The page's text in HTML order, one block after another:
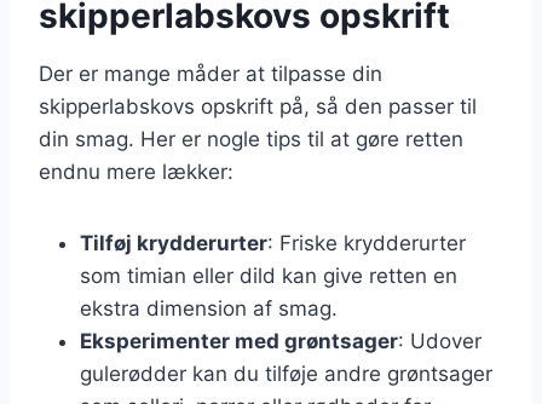
skipperlabskovs opskrift
Der er mange måder at tilpasse din
skipperlabskovs opskrift på, så den passer til
din smag. Her er nogle tips til at gøre retten
endnu mere lækker:
Tilføj krydderurter: Friske krydderurter
som timian eller dild kan give retten en
ekstra dimension af smag.
Eksperimenter med grøntsager: Udover
gulerødder kan du tilføje andre grøntsager